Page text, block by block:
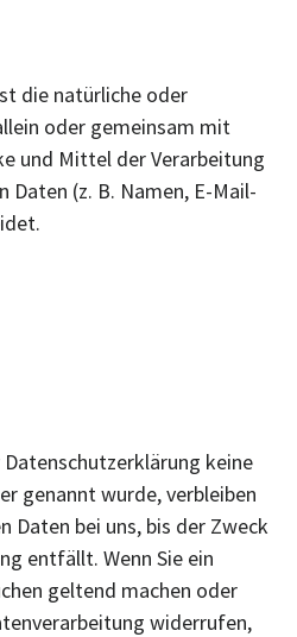
die natürliche oder
oder gemeinsam mit
und Mittel der Verarbeitung
Daten (z. B. Namen, E-Mail-
keine
genannt wurde, verbleiben
Daten bei uns, bis der Zweck
entfällt. Wenn Sie ein
geltend machen oder
widerrufen,